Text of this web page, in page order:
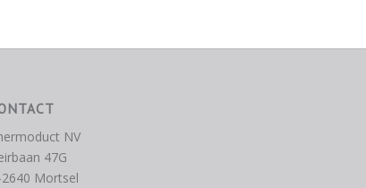
NV
47G
2640 Mortsel